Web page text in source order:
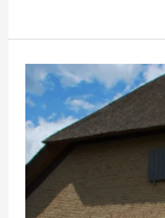
Schilderwerk
boerderij